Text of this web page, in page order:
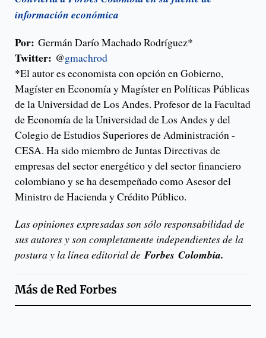
información económica
Por: Germán Darío Machado Rodríguez*
Twitter: @gmachrod
*El autor es economista con opción en Gobierno,
Magíster en Economía y Magíster en Políticas Públicas
de la Universidad de Los Andes. Profesor de la Facultad
de Economía de la Universidad de Los Andes y del
Colegio de Estudios Superiores de Administración -
CESA. Ha sido miembro de Juntas Directivas de
empresas del sector energético y del sector financiero
colombiano y se ha desempeñado como Asesor del
Ministro de Hacienda y Crédito Público.
Las opiniones expresadas son sólo responsabilidad de
sus autores y son completamente independientes de la
postura y la línea editorial de Forbes Colombia.
Más deRed Forbes